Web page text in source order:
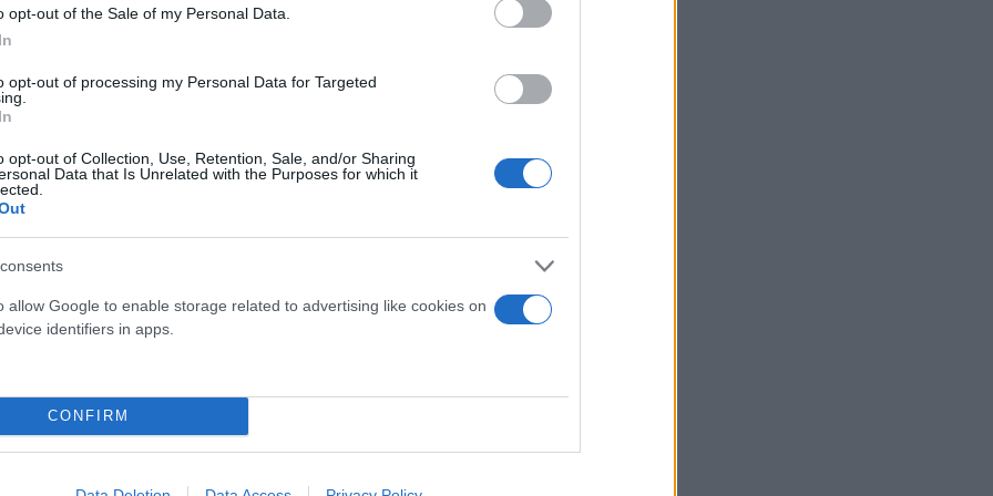
opt-out of the Sale of my Personal Data.
opt-out of processing my Personal Data for Targeted
opt-out of Collection, Use, Retention, Sale, and/or Sharing
Data that Is Unrelated with the Purposes for which it
allow Google to enable storage related to advertising like cookies on
identifiers in apps.
CONFIRM
το «όχημα» των νεαρών πέρασε τουλάχιστον δύο φορές
τη σκηνή, αλλά και κινδύνους για σοβαρό
social media, ενώ αναμένεται παρέμβαση της Τροχαίας.